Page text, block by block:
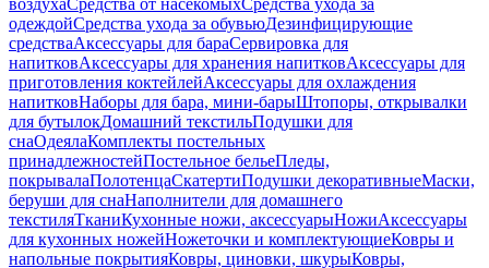
воздухаСредства от насекомыхСредства ухода за
одеждойСредства ухода за обувьюДезинфицирующие
средстваАксессуары для бараСервировка для
напитковАксессуары для хранения напитковАксессуары для
приготовления коктейлейАксессуары для охлаждения
напитковНаборы для бара, мини-барыШтопоры, открывалки
для бутылокДомашний текстильПодушки для
снаОдеялаКомплекты постельных
принадлежностейПостельное бельеПледы,
покрывалаПолотенцаСкатертиПодушки декоративныеМаски,
беруши для снаНаполнители для домашнего
текстиляТканиКухонные ножи, аксессуарыНожиАксессуары
для кухонных ножейНожеточки и комплектующиеКовры и
напольные покрытияКовры, циновки, шкурыКовры,